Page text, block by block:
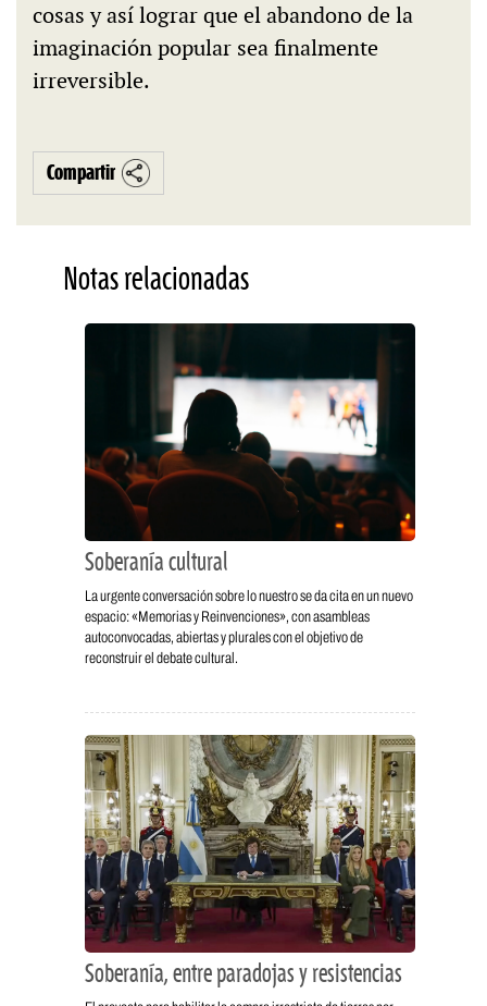
cosas y así lograr que el abandono de la
imaginación popular sea finalmente
irreversible.
Compartir
Notas relacionadas
Soberanía cultural
La urgente conversación sobre lo nuestro se da cita en un nuevo
espacio: «Memorias y Reinvenciones», con asambleas
autoconvocadas, abiertas y plurales con el objetivo de
reconstruir el debate cultural.
Soberanía, entre paradojas y resistencias